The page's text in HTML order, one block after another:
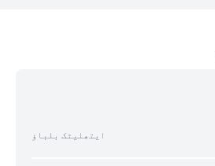
ایتھلیٹک بلباؤ